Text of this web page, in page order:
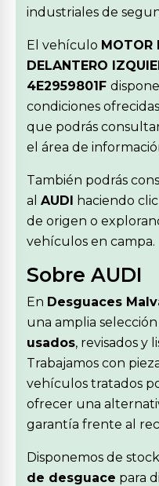
industriales de
El vehículo MOTOR
DELANTERO
4E2959801F
condiciones
que podrás
el área de
También podrás
al AUDI haciendo
de origen o
vehículos en campa.
Sobre AUDI
En Desguaces
una amplia
usados, revisados y
Trabajamos con
vehículos tratados
ofrecer una
garantía frente al
Disponemos de
de desguace para